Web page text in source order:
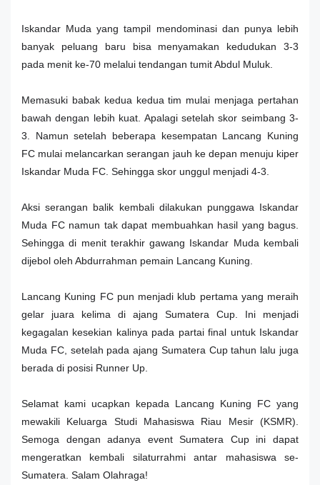
Iskandar Muda yang tampil mendominasi dan punya lebih
banyak peluang baru bisa menyamakan kedudukan 3-3
pada menit ke-70 melalui tendangan tumit Abdul Muluk.
Memasuki babak kedua kedua tim mulai menjaga pertahan
bawah dengan lebih kuat. Apalagi setelah skor seimbang 3-
3. Namun setelah beberapa kesempatan Lancang Kuning
FC mulai melancarkan serangan jauh ke depan menuju kiper
Iskandar Muda FC. Sehingga skor unggul menjadi 4-3.
Aksi serangan balik kembali dilakukan punggawa Iskandar
Muda FC namun tak dapat membuahkan hasil yang bagus.
Sehingga di menit terakhir gawang Iskandar Muda kembali
dijebol oleh Abdurrahman pemain Lancang Kuning.
Lancang Kuning FC pun menjadi klub pertama yang meraih
gelar juara kelima di ajang Sumatera Cup. Ini menjadi
kegagalan kesekian kalinya pada partai final untuk Iskandar
Muda FC, setelah pada ajang Sumatera Cup tahun lalu juga
berada di posisi Runner Up.
Selamat kami ucapkan kepada Lancang Kuning FC yang
mewakili Keluarga Studi Mahasiswa Riau Mesir (KSMR).
Semoga dengan adanya event Sumatera Cup ini dapat
mengeratkan kembali silaturrahmi antar mahasiswa se-
Sumatera. Salam Olahraga!